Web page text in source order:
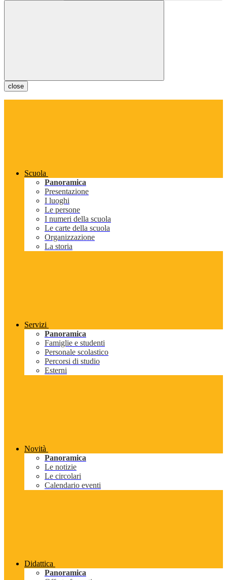
close
Scuola
Panoramica
Presentazione
I luoghi
Le persone
I numeri della scuola
Le carte della scuola
Organizzazione
La storia
Servizi
Panoramica
Famiglie e studenti
Personale scolastico
Percorsi di studio
Esterni
Novità
Panoramica
Le notizie
Le circolari
Calendario eventi
Didattica
Panoramica